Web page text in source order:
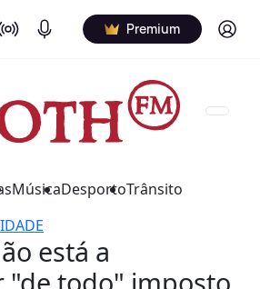
Air Podcasts Premium Log in
MúsicaDesportoTrânsito
está a
"de todo" imposto